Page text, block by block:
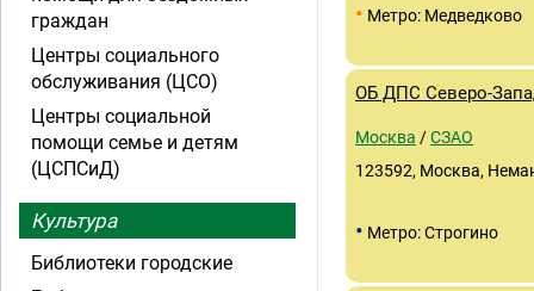
• Метро: Медведково
ОБ ДПС Северо-
Москва /СЗАО
123592, Москва,
• Метро: Строгино
граждан
Центры социального
обслуживания (ЦСО)
Центры социальной
помощи семье и детям
(ЦСПСиД)
Культура
Библиотеки городские